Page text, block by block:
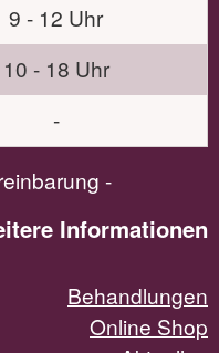
9 - 12 Uhr
10 - 18 Uhr
-
-
Informationen
Behandlungen
Online Shop